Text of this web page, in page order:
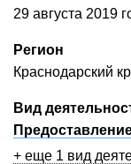
29 августа 2019
Регион
Краснодарский
Вид
+ еще 1 вид